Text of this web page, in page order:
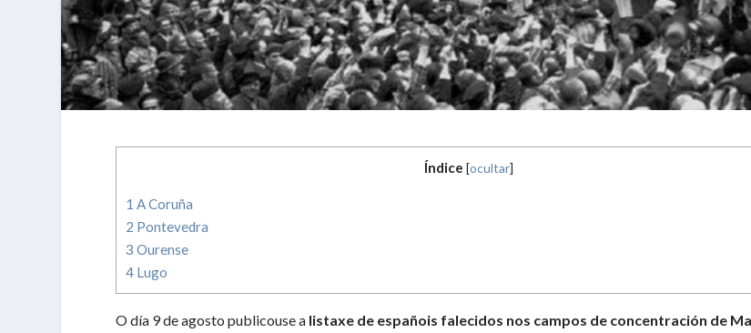
Índice [ocultar]
1 A Coruña
2 Pontevedra
3 Ourense
4 Lugo
O día 9 de agosto publicouse a listaxe de españois falecidos nos campos de concentración de